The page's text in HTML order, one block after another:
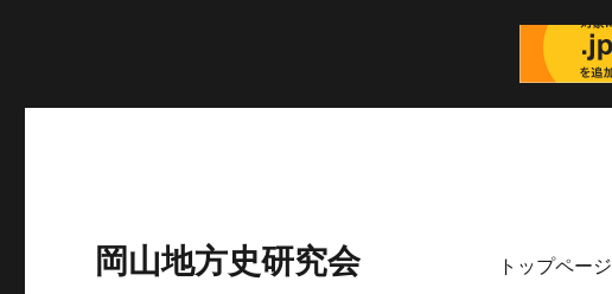
岡山地方史研究会 トップページ